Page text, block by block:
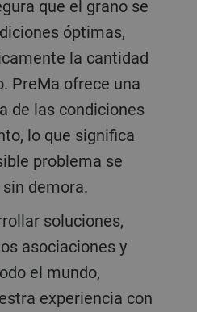
que el grano se
óptimas,
la cantidad
PreMa ofrece una
de las condiciones
lo que significa
problema se
demora.
asociaciones y
el mundo,
experiencia con